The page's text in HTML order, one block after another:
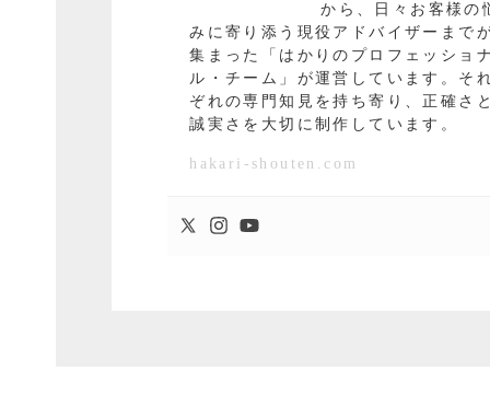
から、日々お客様の
みに寄り添う現役アドバイザーまで
集まった
「はかりのプロフェッショ
ル・チーム」 が運営しています。そ
ぞれの専門知見を持ち寄り、正確さ
誠実さを大切に制作しています。
hakari-shouten.com